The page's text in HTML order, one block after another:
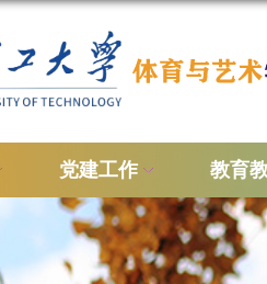
党建工作 教育